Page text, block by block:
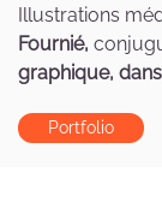
Illustrations
Fournié,
graphique,
Portfolio